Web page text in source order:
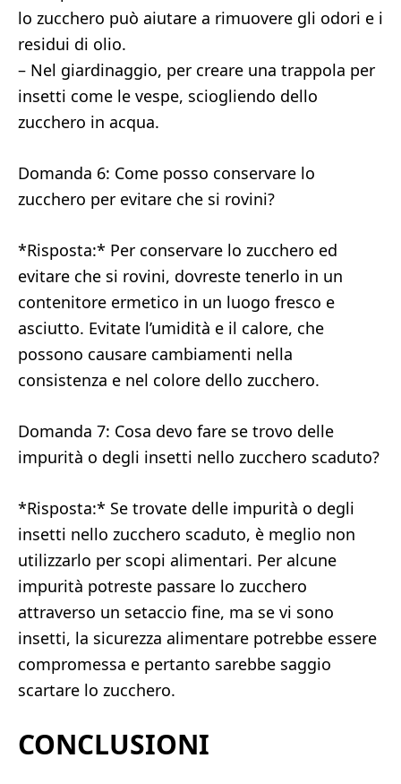
lo zucchero può aiutare a rimuovere gli odori e i
residui di olio.
– Nel giardinaggio, per creare una trappola per
insetti come le vespe, sciogliendo dello
zucchero in acqua.
Domanda 6: Come posso conservare lo
zucchero per evitare che si rovini?
*Risposta:* Per conservare lo zucchero ed
evitare che si rovini, dovreste tenerlo in un
contenitore ermetico in un luogo fresco e
asciutto. Evitate l’umidità e il calore, che
possono causare cambiamenti nella
consistenza e nel colore dello zucchero.
Domanda 7: Cosa devo fare se trovo delle
impurità o degli insetti nello zucchero scaduto?
*Risposta:* Se trovate delle impurità o degli
insetti nello zucchero scaduto, è meglio non
utilizzarlo per scopi alimentari. Per alcune
impurità potreste passare lo zucchero
attraverso un setaccio fine, ma se vi sono
insetti, la sicurezza alimentare potrebbe essere
compromessa e pertanto sarebbe saggio
scartare lo zucchero.
CONCLUSIONI